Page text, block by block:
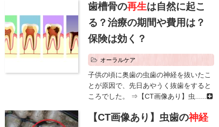
歯槽骨の再生は自然に起こ
る？治療の期間や費用は？
保険は効く？
オーラルケア
子供の頃に奥歯の虫歯の神経を抜いたこ
とが原因で、先日あやうく抜歯をすると
ころでした。 ⇒【CT画像あり】虫......
【CT画像あり】虫歯の神経